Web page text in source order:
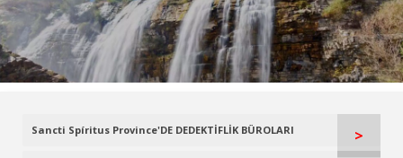
Sancti Spíritus Province'DE DEDEKTİFLİK BÜROLARI >